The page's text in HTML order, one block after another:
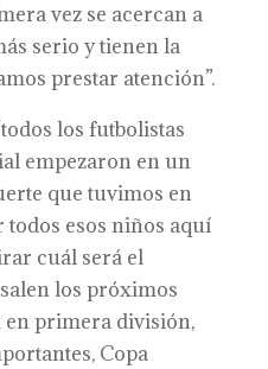
vez se acercan a
serio y tienen la
prestar atención”.
los futbolistas
empezaron en un
que tuvimos en
esos niños aquí
cuál será el
los próximos
en primera división,
Copa